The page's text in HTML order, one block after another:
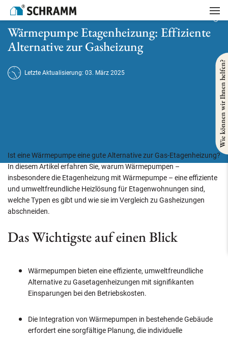
Startseite
Wärmepumpe Etagenheizung: Effiziente Alternative zur Gasheizung
Wärmepumpe Etagenheizung: Effiziente
Alternative zur Gasheizung
Letzte Aktualisierung: 03. März 2025
Ist eine Wärmepumpe eine gute Alternative zur Gas-Etagenheizung?
In diesem Artikel erfahren Sie, warum Wärmepumpen –
insbesondere die Etagenheizung mit Wärmepumpe – eine effiziente
und umweltfreundliche Heizlösung für Etagenwohnungen sind,
welche Typen es gibt und wie sie im Vergleich zu Gasheizungen
abschneiden.
Das Wichtigste auf einen Blick
Wärmepumpen bieten eine effiziente, umweltfreundliche
Alternative zu Gasetagenheizungen mit signifikanten
Einsparungen bei den Betriebskosten.
Die Integration von Wärmepumpen in bestehende Gebäude
erfordert eine sorgfältige Planung, die individuelle
Wie können wir Ihnen helfen?